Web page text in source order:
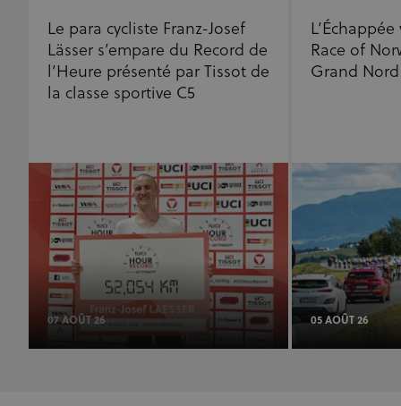
Le para cycliste Franz-Josef
Lässer s’empare du Record de
l’Heure présenté par Tissot de
la classe sportive C5
07 AOÛT 26
Race of
Grand Nord
05 AOÛT 26